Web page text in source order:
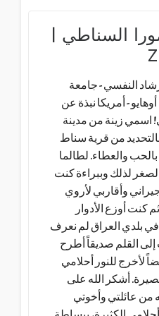
السناطي |
النفسي - جامعة
- أمريكا نبذة عن
اسمي زينة من مدينة
من قرية سناط
بالحب والعطاء. لطالما
لذلك وببراءة كنت
وأقاربي لأروي
أوزع الأدوار
في بلدي العراق لم نعرف
إلى القلم صديقاً أطرح
لأخرج للنور أحلامي
أشكر الله على
من عائلتي وأخوتي